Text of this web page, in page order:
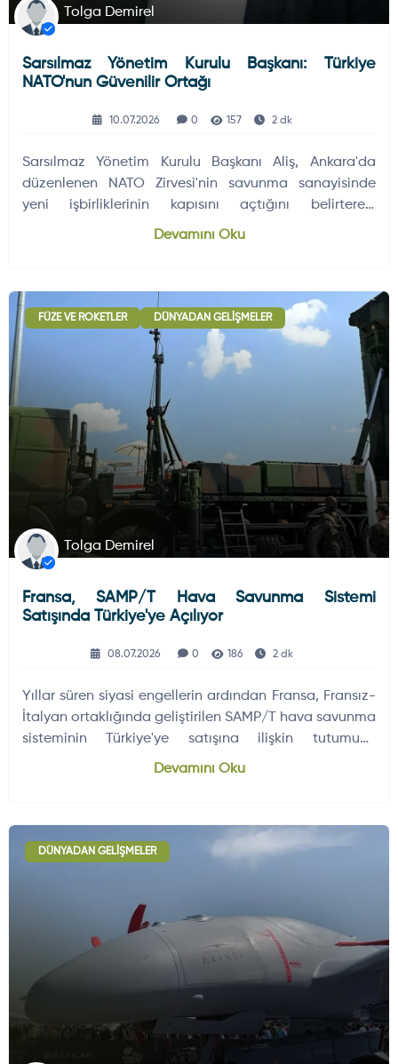
Tolga Demirel
Sarsılmaz Yönetim Kurulu Başkanı: Türkiye
NATO'nun Güvenilir Ortağı
10.07.2026 0 157 2 dk
Sarsılmaz Yönetim Kurulu Başkanı Aliş, Ankara'da
düzenlenen NATO Zirvesi'nin savunma sanayisinde
yeni işbirliklerinin kapısını açtığını belirterek,
Türkiye'nin son yıllarda…
Devamını Oku
FÜZE VE ROKETLER DÜNYADAN GELIŞMELER
Tolga Demirel
Fransa, SAMP/T Hava Savunma Sistemi
Satışında Türkiye'ye Açılıyor
08.07.2026 0 186 2 dk
Yıllar süren siyasi engellerin ardından Fransa, Fransız-
İtalyan ortaklığında geliştirilen SAMP/T hava savunma
sisteminin Türkiye'ye satışına ilişkin tutumunu
yumuşatmış görünüyor.
Devamını Oku
DÜNYADAN GELIŞMELER